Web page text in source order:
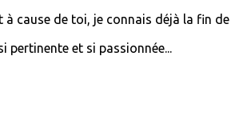
cause de toi, je connais déjà la fin de
et si passionnée...